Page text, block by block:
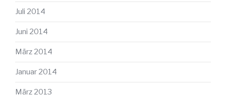
Juli 2014
Juni 2014
März 2014
Januar 2014
März 2013